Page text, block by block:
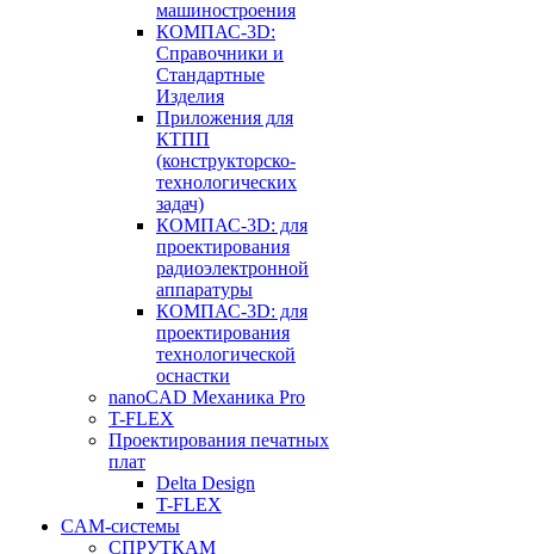
машиностроения
КОМПАС-3D:
Справочники и
Стандартные
Изделия
Приложения для
КТПП
(конструкторско-
технологических
задач)
КОМПАС-3D: для
проектирования
радиоэлектронной
аппаратуры
КОМПАС-3D: для
проектирования
технологической
оснастки
nanoCAD Механика Pro
T-FLEX
Проектирования печатных
плат
Delta Design
T-FLEX
CAM-системы
СПРУТКAM